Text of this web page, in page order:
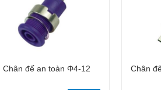
Giỏ hàng
Chân đế an toàn Φ4-12 Chân